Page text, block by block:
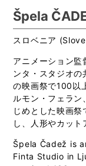
Špela
スロベニア
アニメーション監
ンタ・スタジオ
の映画祭で100以
ルモン・フェラ
じめとした映画
し、人形やカット
Špela Čadež is
Finta Studio in